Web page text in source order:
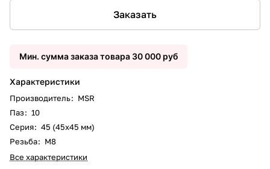
Заказать
Мин. сумма заказа товара 30 000 руб
Характеристики
Производитель: MSR
Паз: 10
Серия: 45 (45x45 мм)
Резьба: М8
Все характеристики